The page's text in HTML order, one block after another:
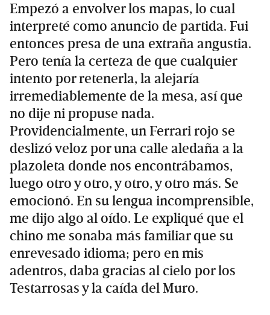
Empezó a envolver los mapas, lo cual
interpreté como anuncio de partida. Fui
entonces presa de una extraña angustia.
Pero tenía la certeza de que cualquier
intento por retenerla, la alejaría
irremediablemente de la mesa, así que
no dije ni propuse nada.
Providencialmente, un Ferrari rojo se
deslizó veloz por una calle aledaña a la
plazoleta donde nos encontrábamos,
luego otro y otro, y otro, y otro más. Se
emocionó. En su lengua incomprensible,
me dijo algo al oído. Le expliqué que el
chino me sonaba más familiar que su
enrevesado idioma; pero en mis
adentros, daba gracias al cielo por los
Testarrosas y la caída del Muro.